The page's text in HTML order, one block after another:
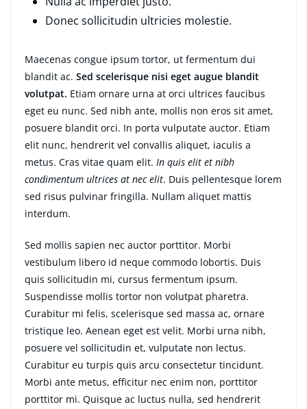
Donec sollicitudin ultricies molestie.
Maecenas congue ipsum tortor, ut fermentum dui
blandit ac. Sed scelerisque nisi eget augue blandit
volutpat. Etiam ornare urna at orci ultrices faucibus
eget eu nunc. Sed nibh ante, mollis non eros sit amet,
posuere blandit orci. In porta vulputate auctor. Etiam
elit nunc, hendrerit vel convallis aliquet, iaculis a
metus. Cras vitae quam elit. In quis elit et nibh
condimentum ultrices at nec elit. Duis pellentesque lorem
sed risus pulvinar fringilla. Nullam aliquet mattis
interdum.
Sed mollis sapien nec auctor porttitor. Morbi
vestibulum libero id neque commodo lobortis. Duis
quis sollicitudin mi, cursus fermentum ipsum.
Suspendisse mollis tortor non volutpat pharetra.
Curabitur mi felis, scelerisque sed massa ac, ornare
tristique leo. Aenean eget est velit. Morbi urna nibh,
posuere vel sollicitudin et, vulputate non lectus.
Curabitur eu turpis quis arcu consectetur tincidunt.
Morbi ante metus, efficitur nec enim non, porttitor
porttitor mi. Quisque ac luctus nulla, sed hendrerit